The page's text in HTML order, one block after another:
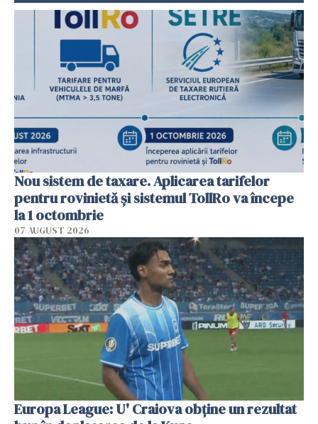
Nou sistem de taxare. Aplicarea tarifelor
pentru rovinietă şi sistemul TollRo va începe
la 1 octombrie
07 AUGUST 2026
Europa League: U' Craiova obține un rezultat